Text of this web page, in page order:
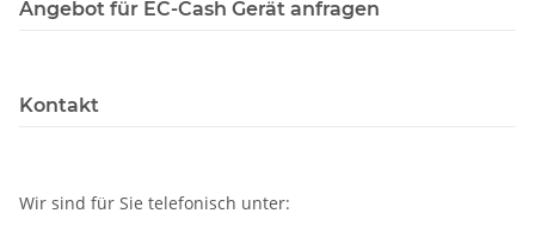
Angebot für EC-Cash Gerät anfragen
Kontakt
Wir sind für Sie telefonisch unter: